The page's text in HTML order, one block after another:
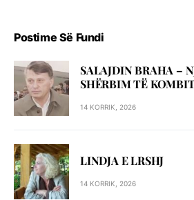
Postime Së Fundi
SALAJDIN BRAHA –
SHЁRBIM TЁ
14 KORRIK, 2026
LINDJA E LRSHJ
14 KORRIK, 2026